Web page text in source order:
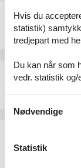
Emne nr.:147-
4 personer
Emne nr.:147-
Hvis du
statistik)
tredjepart med
Du kan når som
vedr. statistik
Nødvendige
Statistik